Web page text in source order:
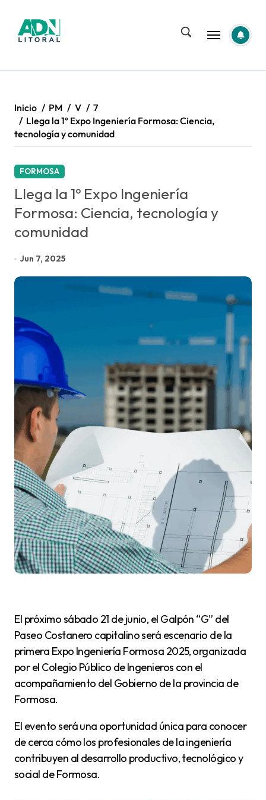
contenido
Inicio PM V
7
Llega la 1º Expo Ingeniería Formosa: Ciencia,
tecnología y comunidad
FORMOSA
Llega la 1º Expo Ingeniería
Formosa: Ciencia, tecnología y
comunidad
Jun 7, 2025
El próximo sábado 21 de junio, el Galpón “G” del
Paseo Costanero capitalino será escenario de la
primera Expo Ingeniería Formosa 2025, organizada
por el Colegio Público de Ingenieros con el
acompañamiento del Gobierno de la provincia de
Formosa.
El evento será una oportunidad única para conocer
de cerca cómo los profesionales de la ingeniería
contribuyen al desarrollo productivo, tecnológico y
social de Formosa.